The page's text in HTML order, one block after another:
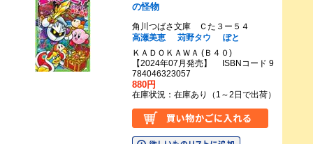
の怪物
角川つばさ文庫 Ｃた３ー５４
高瀬美恵
苅野タウ
ぽと
ＫＡＤＯＫＡＷＡ (Ｂ４０)
【2024年07月発売】 ISBNコード 9
784046323057
880円
在庫状況：在庫あり（1～2日で出荷）